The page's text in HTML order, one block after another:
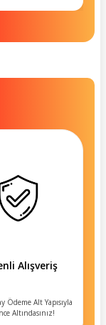
Alışveriş
Ödeme Alt Yapısıyla
Altındasınız!